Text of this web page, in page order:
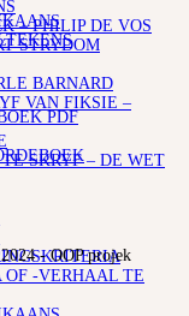
PDF
– PHILIP DE VOS
STRYDOM
BARNARD
VAN FIKSIE –
SKRYF – DE WET
OF -VERHAAL TE
- OOP projek